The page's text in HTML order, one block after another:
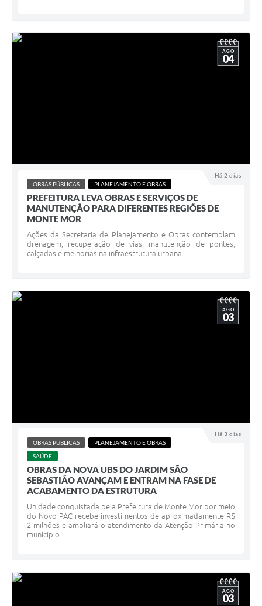
Há 2 dias
AGO
04
OBRAS PÚBLICAS PLANEJAMENTO E OBRAS
PREFEITURA LEVA OBRAS E SERVIÇOS DE
MANUTENÇÃO PARA DIFERENTES REGIÕES DE
MONTE MOR
Ações da Secretaria de Planejamento e Obras contemplam
drenagem, recuperação de vias, manutenção de pontes,
calçadas e melhorias na infraestrutura urbana
Há 3 dias
AGO
03
OBRAS PÚBLICAS
PLANEJAMENTO E OBRAS
SAÚDE
OBRAS DA NOVA UBS DO JARDIM SÃO
SEBASTIÃO AVANÇAM E ENTRAM NA FASE DE
ACABAMENTO DA ESTRUTURA
Unidade conquistada pela Prefeitura de Monte Mor por meio
do Novo PAC recebe investimentos de aproximadamente R$
2 milhões e ampliará o atendimento da Atenção Primária no
município
AGO
03